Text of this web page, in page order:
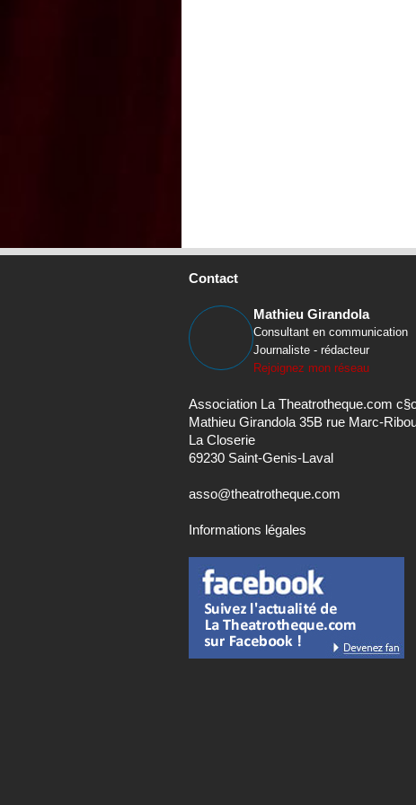
Contact
Mathieu Girandola
Consultant en communication
Journaliste - rédacteur
Rejoignez mon réseau
Association La Theatrotheque.com
Mathieu Girandola 35B rue Marc-
La Closerie
69230 Saint-Genis-Laval
asso@theatrotheque.com
Informations légales